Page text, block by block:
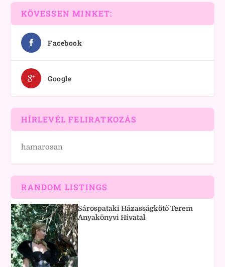
KÖVESSEN MINKET:
Facebook
Google
HÍRLEVÉL FELIRATKOZÁS
hamarosan
RANDOM LISTINGS
Sárospataki Házasságkötő Terem
Anyakönyvi Hivatal